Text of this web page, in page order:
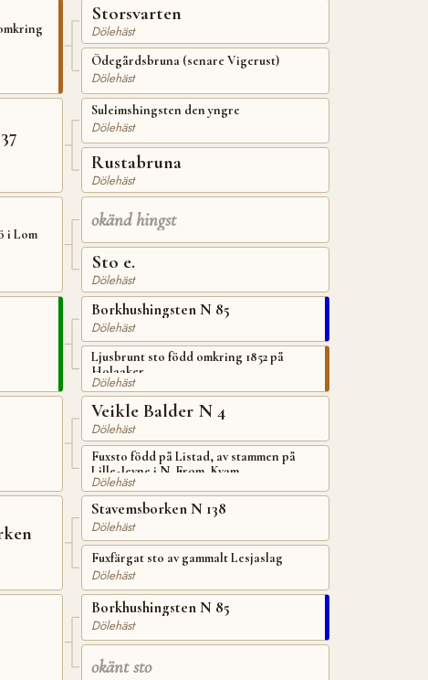
i Lom
Storsvarten
Dölehäst
Ödegårdsbruna (senare Vigerust)
Dölehäst
Suleimshingsten den yngre
Dölehäst
Rustabruna
Dölehäst
okänd hingst
Sto e.
Dölehäst
Borkhushingsten N 85
Dölehäst
Ljusbrunt sto född omkring 1852 på
Holaaker
Dölehäst
Veikle Balder N 4
Dölehäst
Fuxsto född på Listad, av stammen på
Lille-Jevne i N. From, Kvam
Dölehäst
Stavemsborken N 138
Dölehäst
Fuxfärgat sto av gammalt Lesjaslag
Dölehäst
Borkhushingsten N 85
Dölehäst
okänt sto